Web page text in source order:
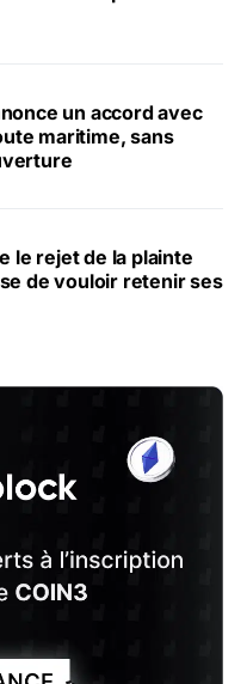
un accord avec
maritime, sans
le rejet de la plainte
de vouloir retenir ses